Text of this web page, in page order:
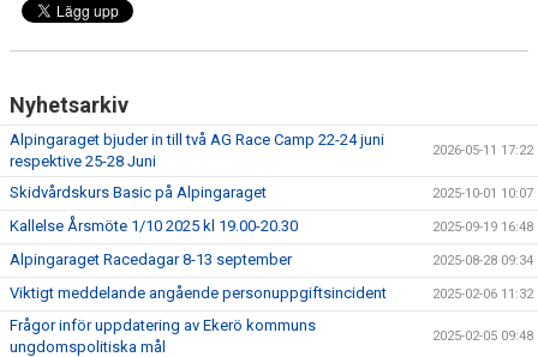
KONTAKT
TÄVLING
MASK KALENDER
BILDGALLERI
SPONSORER & PARTNERS
KLUBBKLÄDER
Nyhetsarkiv
Alpingaraget bjuder in till två AG Race Camp 22-24 juni
respektive 25-28 Juni
2026-05-11 17:22
Skidvårdskurs Basic på Alpingaraget 2025-10-01 10:07
Kallelse Årsmöte 1/10 2025 kl 19.00-20.30 2025-09-19 16:48
Alpingaraget Racedagar 8-13 september 2025-08-28 09:34
Viktigt meddelande angående personuppgiftsincident 2025-02-06 11:32
Frågor inför uppdatering av Ekerö kommuns
ungdomspolitiska mål
2025-02-05 09:48